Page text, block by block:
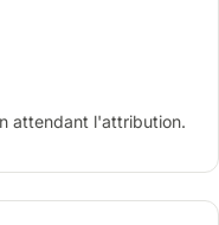
attendant l'attribution.